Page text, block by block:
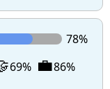
78%
69% 💼86%